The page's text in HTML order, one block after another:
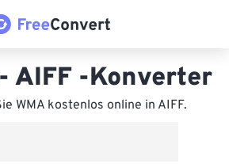
AIFF -Konverter
WMA kostenlos online in AIFF.